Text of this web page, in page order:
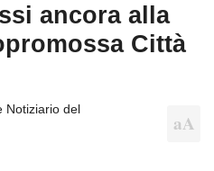
ancora alla
Città
Notiziario del